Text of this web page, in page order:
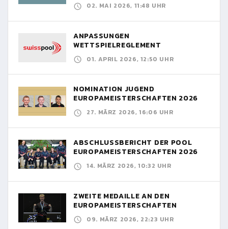
02. MAI 2026, 11:48 UHR
ANPASSUNGEN
WETTSPIELREGLEMENT
01. APRIL 2026, 12:50 UHR
NOMINATION JUGEND
EUROPAMEISTERSCHAFTEN 2026
27. MÄRZ 2026, 16:06 UHR
ABSCHLUSSBERICHT DER POOL
EUROPAMEISTERSCHAFTEN 2026
14. MÄRZ 2026, 10:32 UHR
ZWEITE MEDAILLE AN DEN
EUROPAMEISTERSCHAFTEN
09. MÄRZ 2026, 22:23 UHR